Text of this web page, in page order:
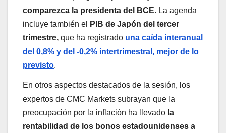
comparezca la presidenta del BCE. La agenda
incluye también el
PIB de Japón del tercer
trimestre, que ha registrado una caída interanual
del 0,8% y del -0,2% intertrimestral, mejor de lo
previsto.
En otros aspectos destacados de la sesión, los
expertos de CMC Markets subrayan que la
preocupación por la inflación ha llevado la
rentabilidad de los bonos estadounidenses a